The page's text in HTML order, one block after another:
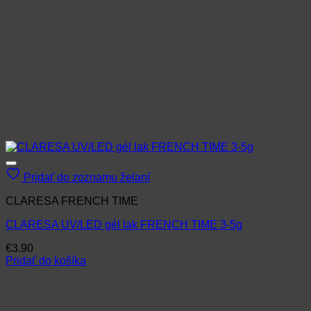
Pridať do zoznamu želaní
CLARESA FRENCH TIME
CLARESA UV/LED gél lak FRENCH TIME 3-5g
€3.90
Pridať do košíka